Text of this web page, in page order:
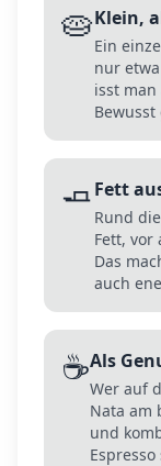
🥧Klein,
Ein
nur
isst
🧈Fett
Rund
Fett,
Das
auch
☕Als
Wer auf
Nata am
und